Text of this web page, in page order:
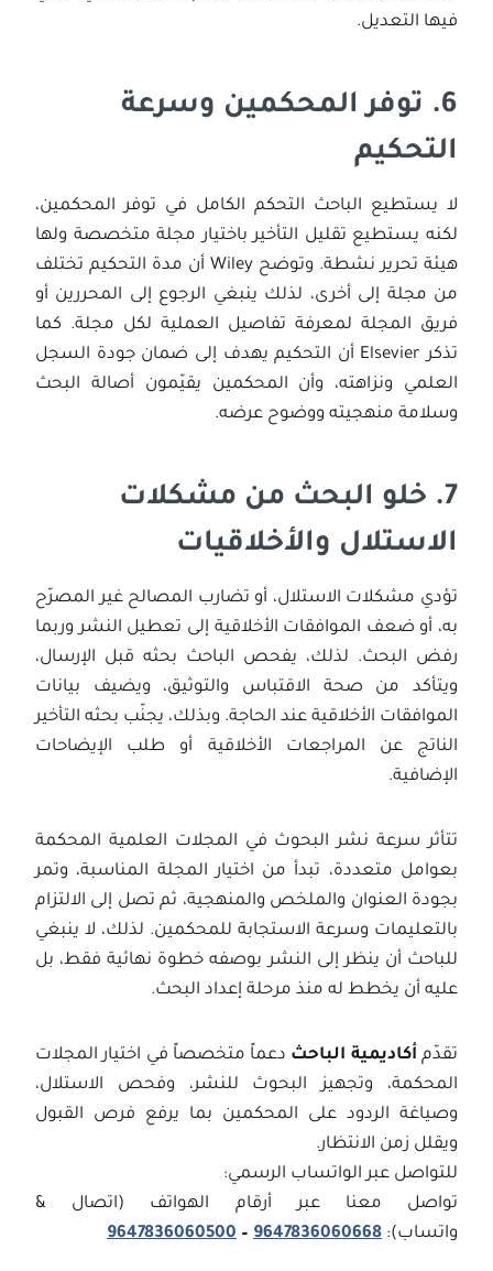
فيها التعديل.
6.
توفر المحكمين وسرعة
التحكيم
لا يستطيع الباحث التحكم الكامل في توفر المحكمين،
لكنه يستطيع تقليل التأخير باختيار مجلة متخصصة ولها
هيئة تحرير نشطة. وتوضح Wiley أن مدة التحكيم تختلف
من مجلة إلى أخرى، لذلك ينبغي الرجوع إلى المحررين أو
فريق المجلة لمعرفة تفاصيل العملية لكل مجلة. كما
تذكر Elsevier أن التحكيم يهدف إلى ضمان جودة السجل
العلمي ونزاهته، وأن المحكمين يقيّمون أصالة البحث
وسلامة منهجيته ووضوح عرضه.
7.
خلو البحث من مشكلات
الاستلال والأخلاقيات
تؤدي مشكلات الاستلال، أو تضارب المصالح غير المصرّح
به، أو ضعف الموافقات الأخلاقية إلى تعطيل النشر وربما
رفض البحث. لذلك، يفحص الباحث بحثه قبل الإرسال،
ويتأكد من صحة الاقتباس والتوثيق، ويضيف بيانات
الموافقات الأخلاقية عند الحاجة. وبذلك، يجنّب بحثه التأخير
الناتج عن المراجعات الأخلاقية أو طلب الإيضاحات
الإضافية.
تتأثر سرعة نشر البحوث في المجلات العلمية المحكمة
بعوامل متعددة، تبدأ من اختيار المجلة المناسبة، وتمر
بجودة العنوان والملخص والمنهجية، ثم تصل إلى الالتزام
بالتعليمات وسرعة الاستجابة للمحكمين. لذلك، لا ينبغي
للباحث أن ينظر إلى النشر بوصفه خطوة نهائية فقط، بل
عليه أن يخطط له منذ مرحلة إعداد البحث.
تقدّم أكاديمية الباحث دعماً متخصصاً في اختيار المجلات
المحكمة، وتجهيز البحوث للنشر، وفحص الاستلال،
وصياغة الردود على المحكمين بما يرفع فرص القبول
ويقلل زمن الانتظار.
للتواصل عبر الواتساب الرسمي:
تواصل معنا عبر أرقام الهواتف (اتصال &
واتساب): 9647836060668
–
9647836060500